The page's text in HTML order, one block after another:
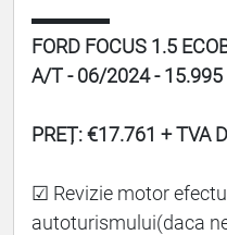
▬▬▬▬
FORD FOCUS 1.5
A/T - 06/2024 - 15.995
PREȚ: €17.761 + TVA
☑ Revizie motor
autoturismului(daca